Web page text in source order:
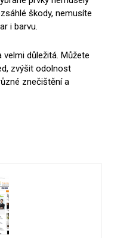
škody, nemusíte
i barvu.
velmi důležitá. Můžete
zvýšit odolnost
znečištění a